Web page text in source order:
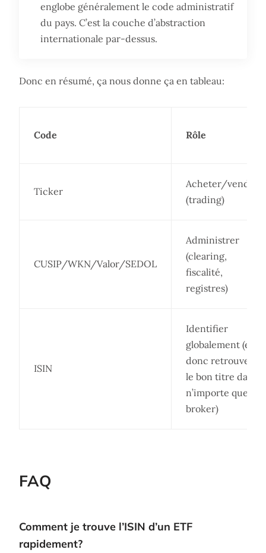
englobe généralement le code administratif
du pays. C’est la couche d’abstraction
internationale par-dessus.
Donc en résumé, ça nous donne ça en tableau:
Code Rôle
Ticker
Acheter/vendre
(trading)
CUSIP/WKN/Valor/SEDOL
Administrer
(clearing,
fiscalité,
registres)
ISIN
Identifier
globalement (et
donc retrouver
le bon titre dans
n’importe quel
broker)
FAQ
Comment je trouve l’ISIN d’un ETF
rapidement?